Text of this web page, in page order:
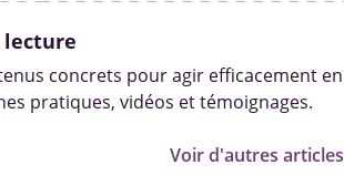
lecture
concrets pour agir efficacement en
pratiques, vidéos et témoignages.
Voir d'autres articles